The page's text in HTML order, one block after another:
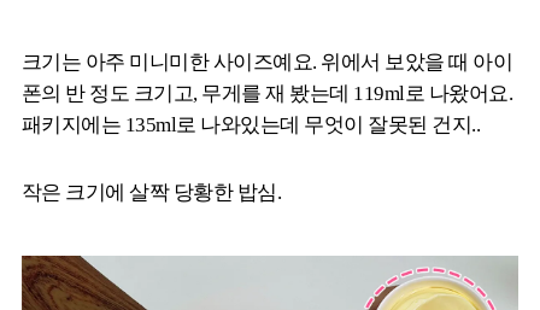
크기는 아주 미니미한 사이즈예요. 위에서 보았을 때 아이
폰의 반 정도 크기고, 무게를 재 봤는데 119ml로 나왔어요.
패키지에는 135ml로 나와있는데 무엇이 잘못된 건지..
작은 크기에 살짝 당황한 밥심.